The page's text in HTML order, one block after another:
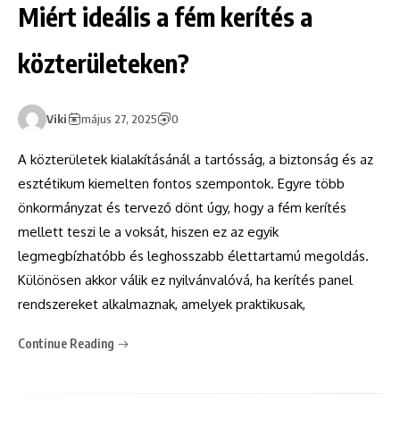
Miért ideális a fém kerítés a
közterületeken?
Viki május 27, 2025 0
A közterületek kialakításánál a tartósság, a biztonság és az
esztétikum kiemelten fontos szempontok. Egyre több
önkormányzat és tervező dönt úgy, hogy a fém kerítés
mellett teszi le a voksát, hiszen ez az egyik
legmegbízhatóbb és leghosszabb élettartamú megoldás.
Különösen akkor válik ez nyilvánvalóvá, ha kerítés panel
rendszereket alkalmaznak, amelyek praktikusak,
Continue Reading